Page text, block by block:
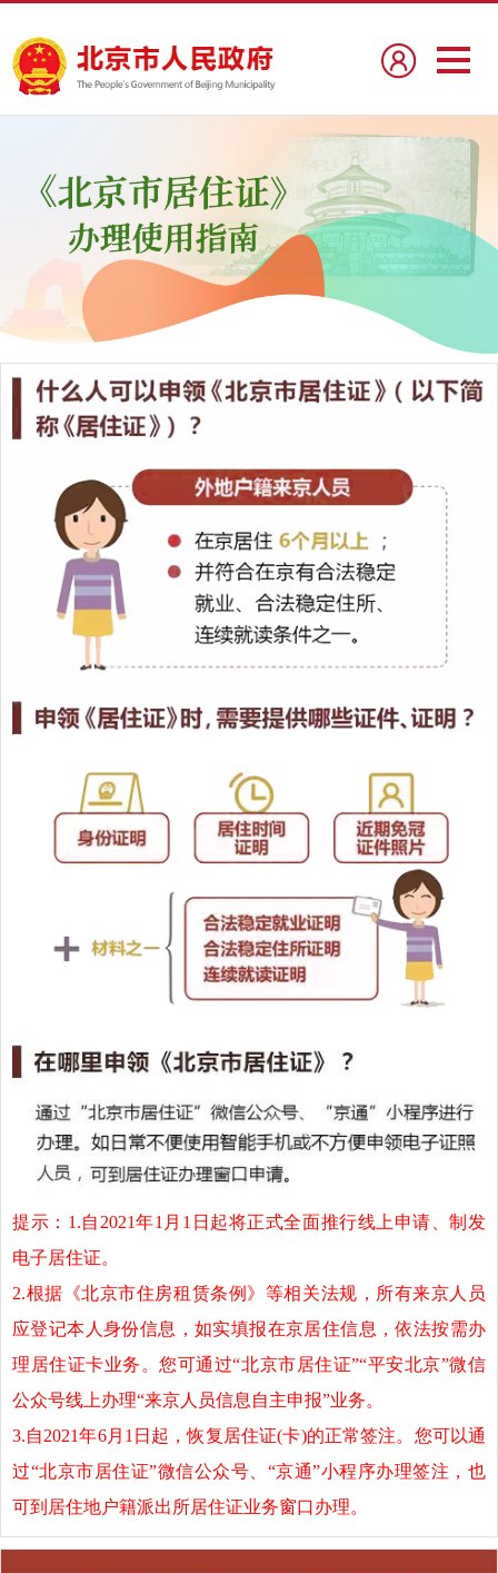
提示：1.自2021年1月1日起将正式全面推行线上申请、制发
电子居住证。
2.根据《北京市住房租赁条例》等相关法规，所有来京人员
应登记本人身份信息，如实填报在京居住信息，依法按需办
理居住证卡业务。您可通过“北京市居住证”“平安北京”微信
公众号线上办理“来京人员信息自主申报”业务。
3.自2021年6月1日起，恢复居住证(卡)的正常签注。您可以通
过“北京市居住证”微信公众号、“京通”小程序办理签注，也
可到居住地户籍派出所居住证业务窗口办理。